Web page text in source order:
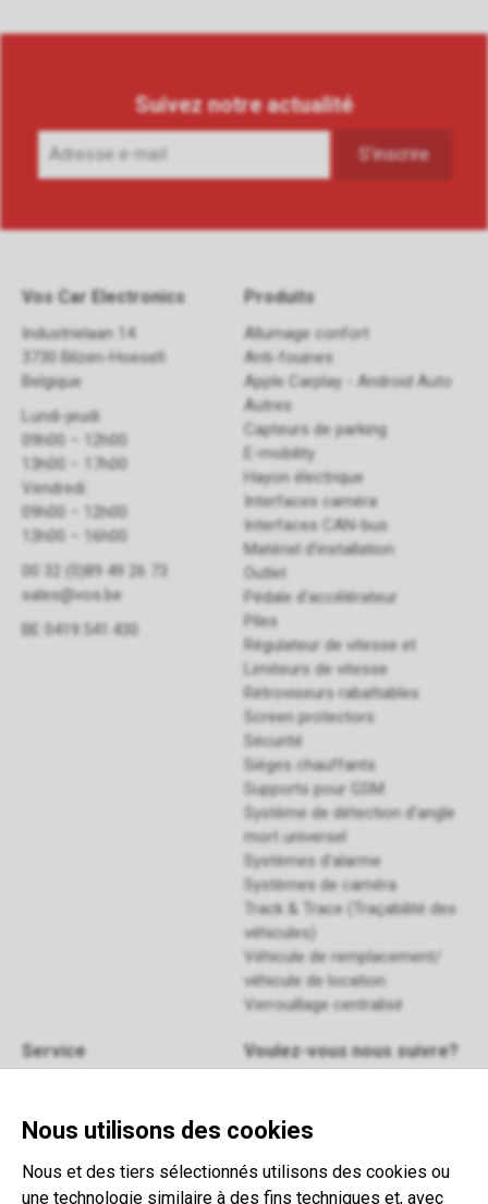
Suivez notre actualité
Vos Car Electronics
Industrielaan 14
3730 Bilzen-Hoeselt
Belgique
Lundi-jeudi:
09h00 – 12h00
13h00 – 17h00
Vendredi:
09h00 – 12h00
13h00 – 16h00
00 32 (0)89 49 26 73
sales@vos.be
BE 0419.541.430
Produits
Allumage confort
Anti-fouines
Apple Carplay - Android Auto
Autres
Capteurs de parking
E-mobility
Hayon électrique
Interfaces caméra
Interfaces CAN-bus
Matériel d'installation
Outlet
Pédale d'accélérateur
Piles
Régulateur de vitesse et
Limiteurs de vitesse
Rétroviseurs rabattables
Screen protectors
Sécurité
Sièges chauffants
Supports pour GSM
Système de détection d'angle
mort universel
Systèmes d'alarme
Systèmes de caméra
Track & Trace (Traçabilité des
véhicules)
Véhicule de remplacement/
véhicule de location
Verrouillage centralisé
Service
Retour
Termes et conditions
Voulez-vous nous suivre?
Enrégistrez-vous
Nous utilisons des cookies
Nous et des tiers sélectionnés utilisons des cookies ou
une technologie similaire à des fins techniques et, avec